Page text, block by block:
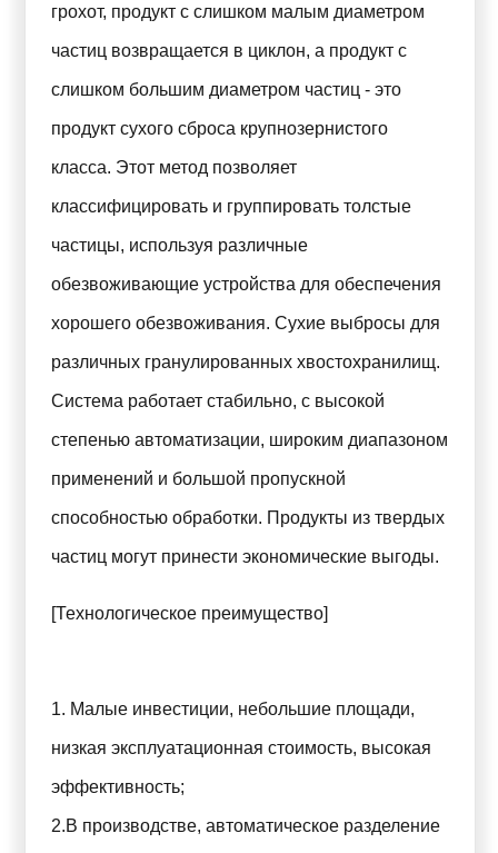
грохот, продукт с слишком малым диаметром
частиц возвращается в циклон, а продукт с
слишком большим диаметром частиц - это
продукт сухого сброса крупнозернистого
класса. Этот метод позволяет
классифицировать и группировать толстые
частицы, используя различные
обезвоживающие устройства для обеспечения
хорошего обезвоживания. Сухие выбросы для
различных гранулированных хвостохранилищ.
Система работает стабильно, с высокой
степенью автоматизации, широким диапазоном
применений и большой пропускной
способностью обработки. Продукты из твердых
частиц могут принести экономические выгоды.
[Технологическое преимущество]
1. Малые инвестиции, небольшие площади,
низкая эксплуатационная стоимость, высокая
эффективность;
2.В производстве, автоматическое разделение